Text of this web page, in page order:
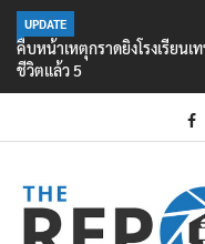
UPDATE
คืบหน้าเหตุกราดยิงโรงเรียน
ชีวิตแล้ว 5